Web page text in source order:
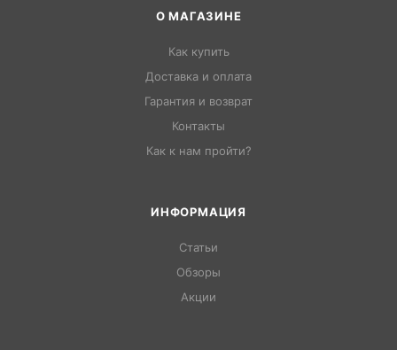
О МАГАЗИНЕ
Как купить
Доставка и оплата
Гарантия и возврат
Контакты
Как к нам пройти?
ИНФОРМАЦИЯ
Статьи
Обзоры
Акции